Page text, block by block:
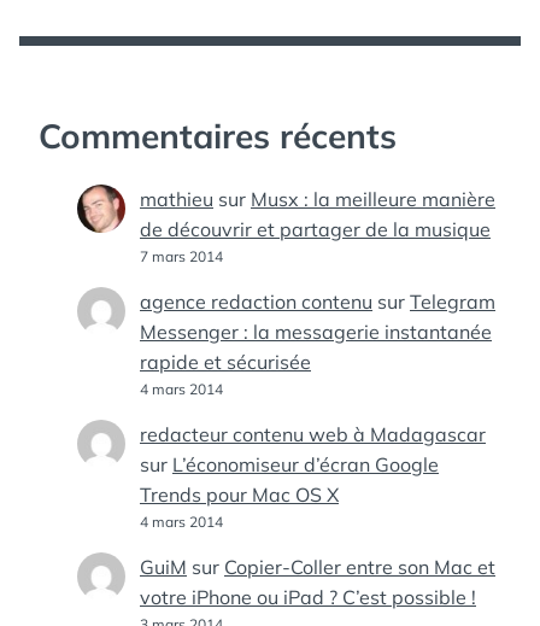
Commentaires récents
mathieu sur Musx : la meilleure manière
de découvrir et partager de la musique
7 mars 2014
agence redaction contenu sur Telegram
Messenger : la messagerie instantanée
rapide et sécurisée
4 mars 2014
redacteur contenu web à Madagascar
sur L’économiseur d’écran Google
Trends pour Mac OS X
4 mars 2014
GuiM sur Copier-Coller entre son Mac et
votre iPhone ou iPad ? C’est possible !